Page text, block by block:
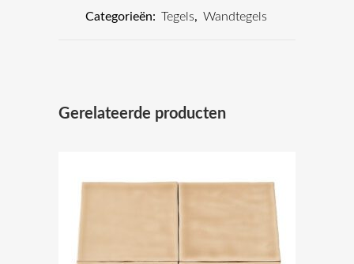
Categorieën: Tegels, Wandtegels
Gerelateerde producten